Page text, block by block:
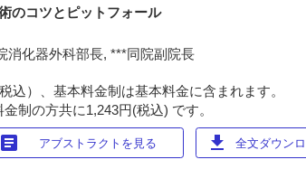
のコツとピットフォール
消化器外科部長, ***同院副院長
込）、基本料金制は基本料金に含まれます。
制の方共に1,243円(税込) です。
article アブストラクトを見る download 全文ダウン